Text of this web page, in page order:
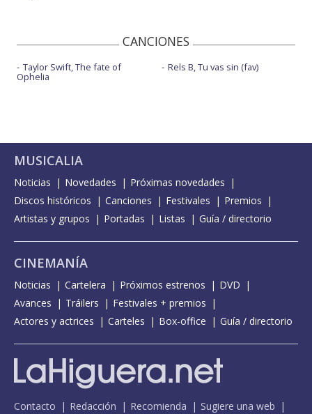
CANCIONES
Taylor Swift, The fate of
Ophelia
Rels B, Tu vas sin (fav)
MUSICALIA
Noticias Novedades
Próximas novedades
Discos históricos
Canciones Festivales
Premios
Artistas y grupos
Portadas Listas Guía / directorio
CINEMANÍA
Noticias Cartelera Próximos estrenos
DVD
Avances
Tráilers
Festivales + premios
Actores y actrices
Carteles Box-office Guía / directorio
Contacto Redacción Recomienda Sugiere una web